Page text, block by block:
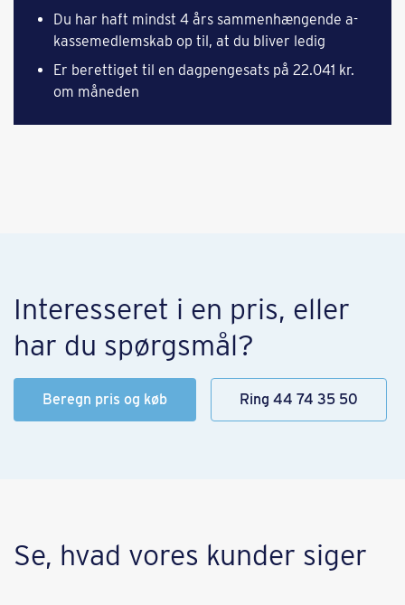
Du har haft mindst 4 års sammenhængende a-
kassemedlemskab op til, at du bliver ledig
Er berettiget til en dagpengesats på 22.041 kr.
om måneden
Interesseret i en pris, eller
har du spørgsmål?
Beregn pris og køb Ring 44 74 35 50
Se, hvad vores kunder siger